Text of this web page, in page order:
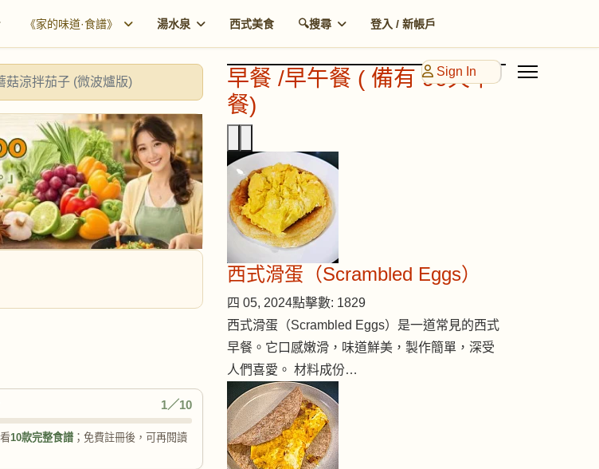
《家的味道·食譜》 湯水泉 西式美食 🔍搜尋 登入 / 新帳戶
Sign In
菇涼拌茄子 (微波爐版)
1／10
10款完整食譜 ；免費註冊後，可再閱讀
早餐 /早午餐 ( 備有 90天早
餐)
西式滑蛋（Scrambled Eggs）
四 05, 2024點擊數: 1829
西式滑蛋（Scrambled Eggs）是一道常見的西式
早餐。它口感嫩滑，味道鮮美，製作簡單，深受
人們喜愛。 材料成份…